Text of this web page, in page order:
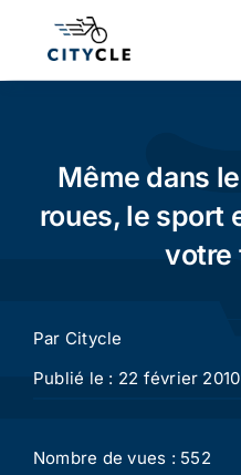
Cyclisme urbain
Conseils
Actualité
Même dans
roues, le sport
votre
Par Citycle
Publié le : 22 février 2010
Nombre de vues : 552